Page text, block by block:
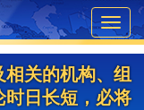
关的机构、组
时日长短，必将